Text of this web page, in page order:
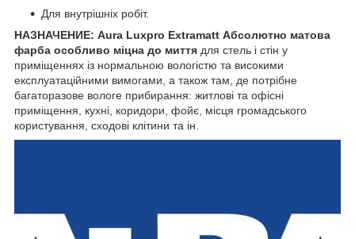
Для внутрішніх робіт.
НАЗНАЧЕНИЕ: Aura Luxpro Extramatt Абсолютно матова
фарба особливо міцна до миття для стель і стін у
приміщеннях із нормальною вологістю та високими
експлуатаційними вимогами, а також там, де потрібне
багаторазове вологе прибирання: житлові та офісні
приміщення, кухні, коридори, фойє, місця громадського
користування, сходові клітини та ін.